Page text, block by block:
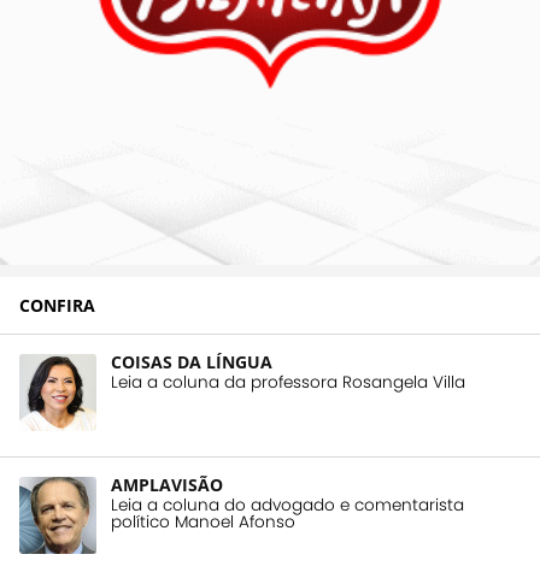
CONFIRA
COISAS DA LÍNGUA
Leia a coluna da professora Rosangela Villa
AMPLAVISÃO
Leia a coluna do advogado e comentarista
político Manoel Afonso